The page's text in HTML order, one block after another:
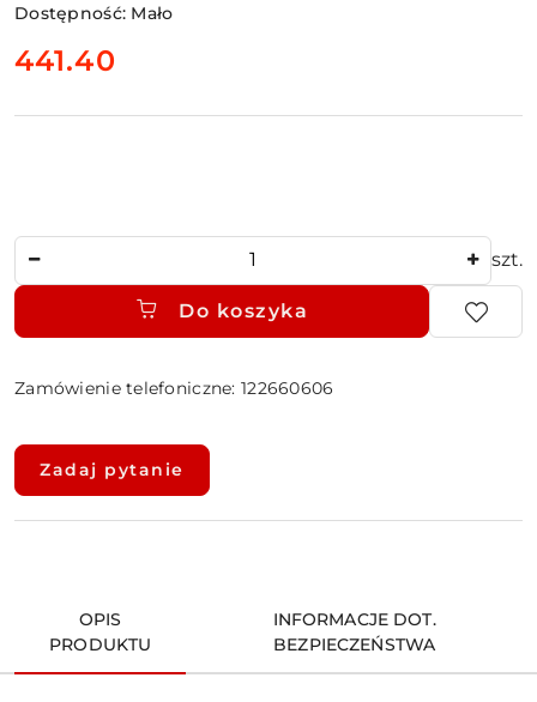
Dostępność: Mało
cena:
441.40
szt.
Do koszyka
Zamówienie telefoniczne: 122660606
Dostępność
dostawa
Zadaj pytanie
OPIS
PRODUKTU
INFORMACJE DOT.
BEZPIECZEŃSTWA